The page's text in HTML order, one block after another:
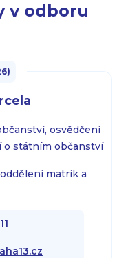
v odboru
osvědčení
o státním občanství
matrik a